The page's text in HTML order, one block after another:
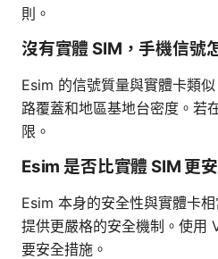
則。
沒有實體 SIM，手機信號
Esim 的信號質量與實體卡類
路覆蓋和地區基地台密度。若
限。
Esim 是否比實體 SIM 更
Esim 本身的安全性與實體卡
提供更嚴格的安全機制。使用
要安全措施。